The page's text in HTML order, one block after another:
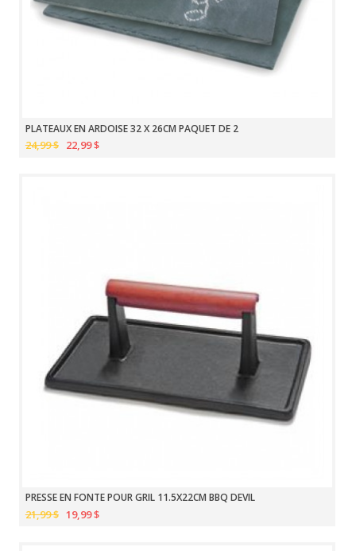
PLATEAUX EN ARDOISE 32 X 26CM PAQUET DE 2
24,99 $ 22,99 $
PRESSE EN FONTE POUR GRIL 11.5X22CM BBQ DEVIL
21,99 $ 19,99 $